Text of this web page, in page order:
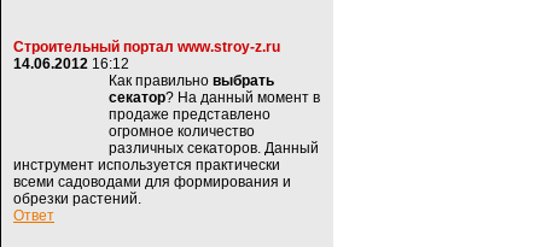
Строительный портал www.stroy-z.ru
14.06.2012 16:12
Как правильно выбрать
секатор? На данный момент в
продаже представлено
огромное количество
различных секаторов. Данный
инструмент используется практически
всеми садоводами для формирования и
обрезки растений.
Ответ